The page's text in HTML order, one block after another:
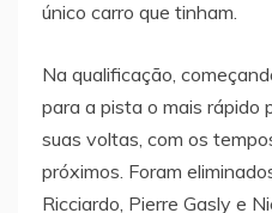
único carro que tinham.
Na qualificação,
para a pista o mais rápido
suas voltas, com os
próximos. Foram
Ricciardo, Pierre Gasly e